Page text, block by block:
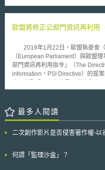
為要脅，但整體發展仍有待後續觀
等。 Varsity公司於2014年向美國田納西州西區聯邦地區法院對Star公
Varsity公司控告Star公司於2010年
JD Supra, LLC彙整 圖一 Varsity公
公司已註冊為美國著作之啦啦隊服設計[1] Varsity公司所擁
面美術著作[2]，如圖二所示，其中
啦啦隊服照片，另三件（Design
啦隊服之設計圖稿。被告Star公司
function of the article that
在作品上之呈現方式，僅展現功能
凸顯啦啦隊服功能，該些圖樣具功
源：美國田納西州西區聯邦地區法
歐盟將修正公部門資訊再利用
2019年1月22日，歐盟執委會（
（European Parliament）與歐盟
部門資訊再利用指令」（The
information，PSI Directive）的提
（Directive 2003/98/EC）、2013
盟執委會根據諮詢結果及對指令的
令的提案，並於2019年1月達成協議。 此次修正將該指令更名為「
Sector Information，以下稱新指令
research data）也開放給公眾。此次修正的
最多人閱讀
二次創作影片是否侵害著作權-以
何謂「監理沙盒」？